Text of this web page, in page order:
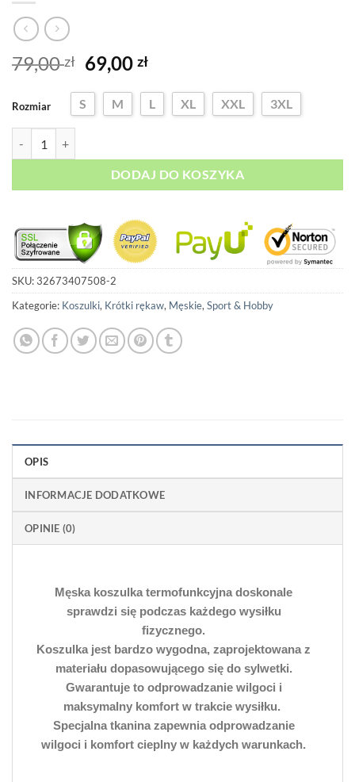
79,00zł Pierwotna
cena
wynosiła:
79,00 zł.
69,00złAktualna
wynosi:
69,00 zł.
Rozmiar S M L XL XXL 3XL
DODAJ DO KOSZYKA
SKU:32673407508-2
Kategorie: Koszulki, Krótki rękaw, Męskie,Sport & Hobby
OPIS
INFORMACJE DODATKOWE
OPINIE (0)
Męska koszulka termofunkcyjna doskonale
sprawdzi się podczas każdego wysiłku
fizycznego.
Koszulka jest bardzo wygodna, zaprojektowana z
materiału dopasowującego się do sylwetki.
Gwarantuje to odprowadzanie wilgoci i
maksymalny komfort w trakcie wysiłku.
Specjalna tkanina zapewnia odprowadzanie
wilgoci i komfort cieplny w każdych warunkach.